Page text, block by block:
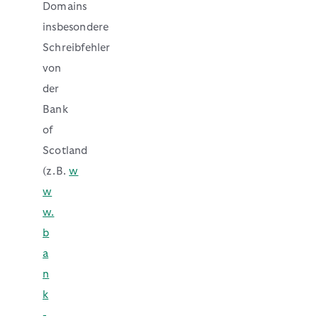
Domains
insbesondere
Schreibfehler
von
der
Bank
of
Scotland
(z.B.w
w
w.
b
a
n
k
-